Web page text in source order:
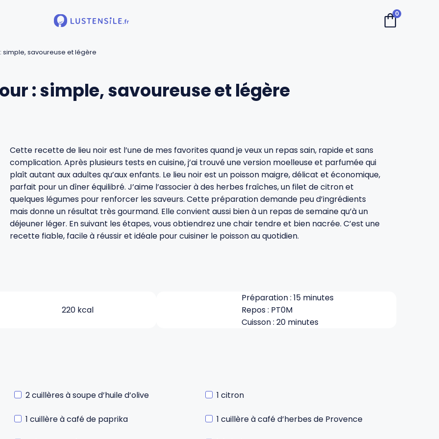
0
simple, savoureuse et légère
: simple, savoureuse et légère
Cette recette de lieu noir est l’une de mes favorites quand je veux un repas sain, rapide et sans
complication. Après plusieurs tests en cuisine, j’ai trouvé une version moelleuse et parfumée qui
plaît autant aux adultes qu’aux enfants. Le lieu noir est un poisson maigre, délicat et économique,
parfait pour un dîner équilibré. J’aime l’associer à des herbes fraîches, un filet de citron et
quelques légumes pour renforcer les saveurs. Cette préparation demande peu d’ingrédients
mais donne un résultat très gourmand. Elle convient aussi bien à un repas de semaine qu’à un
déjeuner léger. En suivant les étapes, vous obtiendrez une chair tendre et bien nacrée. C’est une
recette fiable, facile à réussir et idéale pour cuisiner le poisson au quotidien.
220 kcal
Préparation : 15 minutes
Repos : PT0M
Cuisson : 20 minutes
2 cuillères à soupe d’huile d’olive 1 citron
1 cuillère à café de paprika 1 cuillère à café d’herbes de Provence